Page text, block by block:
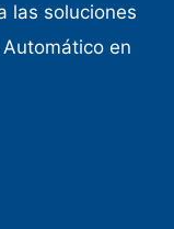
las soluciones
en